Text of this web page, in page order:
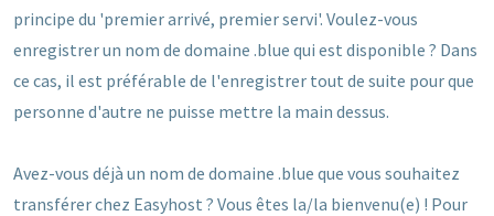
principe du 'premier arrivé, premier servi'. Voulez-vous
enregistrer un nom de domaine .blue qui est disponible ? Dans
ce cas, il est préférable de l'enregistrer tout de suite pour que
personne d'autre ne puisse mettre la main dessus.
Avez-vous déjà un nom de domaine .blue que vous souhaitez
transférer chez Easyhost ? Vous êtes la/la bienvenu(e) ! Pour